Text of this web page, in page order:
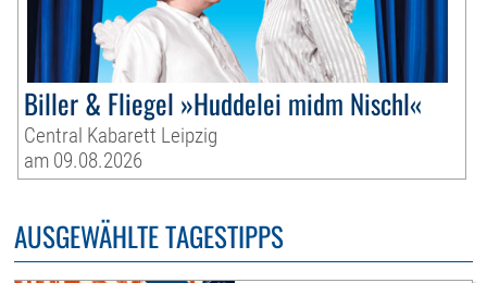
Biller & Fliegel »Huddelei midm Nischl«
Central Kabarett Leipzig
am 09.08.2026
AUSGEWÄHLTE TAGESTIPPS